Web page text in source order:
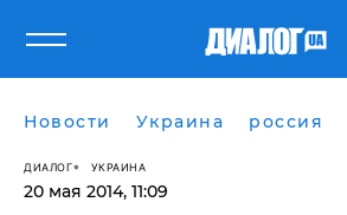
Новости Украина россия
ДИАЛОГ УКРАИНА
20 мая 2014, 11:09